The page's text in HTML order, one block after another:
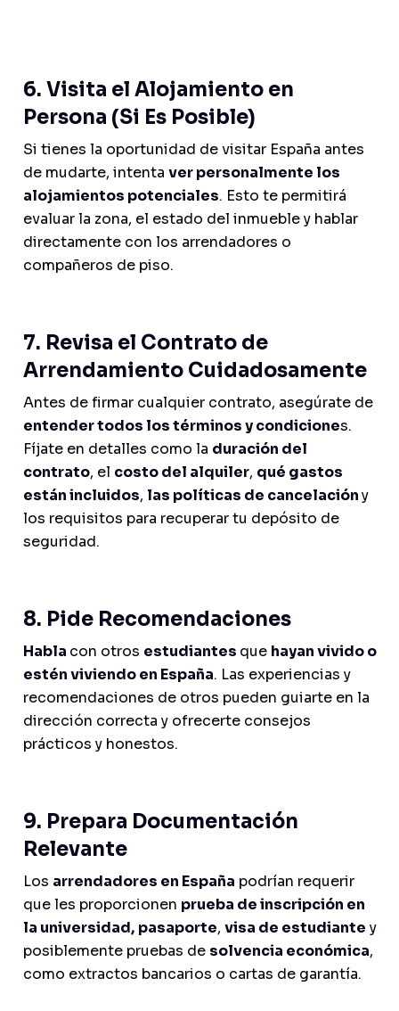
6. Visita el Alojamiento en
Persona (Si Es Posible)
Si tienes la oportunidad de visitar España antes
de mudarte, intenta ver personalmente los
alojamientos potenciales. Esto te permitirá
evaluar la zona, el estado del inmueble y hablar
directamente con los arrendadores o
compañeros de piso.
7. Revisa el Contrato de
Arrendamiento Cuidadosamente
Antes de firmar cualquier contrato, asegúrate de
entender todos los términos y condiciones.
Fíjate en detalles como la duración del
contrato, el costo del alquiler, qué gastos
están incluidos, las políticas de cancelacióny
los requisitos para recuperar tu depósito de
seguridad.
8. Pide Recomendaciones
Habla con otros estudiantes que hayan vivido o
estén viviendo en España. Las experiencias y
recomendaciones de otros pueden guiarte en la
dirección correcta y ofrecerte consejos
prácticos y honestos.
9. Prepara Documentación
Relevante
Los arrendadores en España podrían requerir
que les proporcionen prueba de inscripción en
la universidad, pasaporte, visa de estudiante y
posiblemente pruebas de solvencia económica,
como extractos bancarios o cartas de garantía.